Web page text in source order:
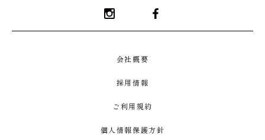
Instagram
会社概要
採用情報
ご利用規約
個人情報保護方針